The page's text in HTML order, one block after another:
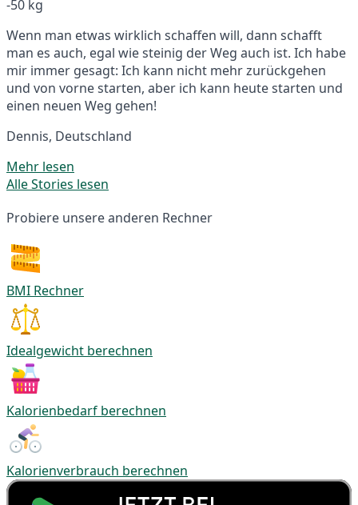
-50 kg
Wenn man etwas wirklich schaffen will, dann schafft
man es auch, egal wie steinig der Weg auch ist. Ich habe
mir immer gesagt: Ich kann nicht mehr zurückgehen
und von vorne starten, aber ich kann heute starten und
einen neuen Weg gehen!
Dennis, Deutschland
Mehr lesen
Alle Stories lesen
Probiere unsere anderen Rechner
BMI Rechner
Idealgewicht berechnen
Kalorienbedarf berechnen
Kalorienverbrauch berechnen